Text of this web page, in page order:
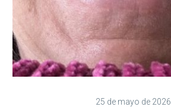
25 de mayo de 2026